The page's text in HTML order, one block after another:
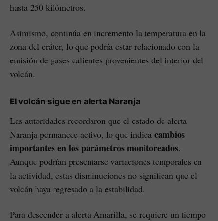
hasta 250 kilómetros.
Asimismo, continúa en incremento la temperatura en la
zona del cráter, lo que podría estar relacionado con la
emisión de gases calientes provenientes del interior del
volcán.
El volcán sigue en alerta Naranja
Las autoridades recordaron que el estado de alerta
Naranja permanece activo, lo que indica cambios
importantes en los parámetros monitoreados.
Aunque podrían presentarse variaciones temporales en
la actividad, estas disminuciones no significan que el
volcán haya regresado a la estabilidad.
Para descender a alerta Amarilla, se requiere un tiempo